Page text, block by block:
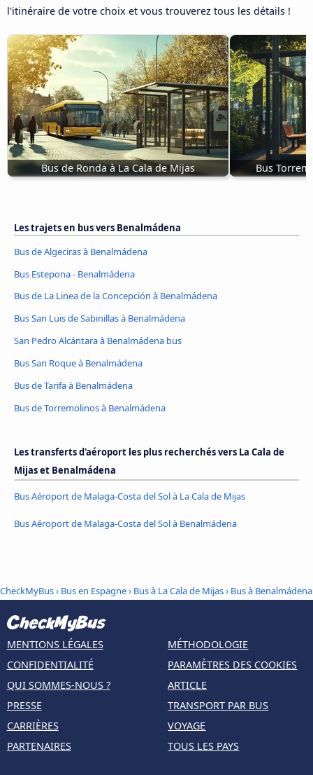
l'itinéraire de votre choix et vous trouverez tous les détails !
Bus de Ronda à La Cala de Mijas Bus
Les trajets en bus vers Benalmádena
Bus de Algeciras à Benalmádena
Bus Estepona - Benalmádena
Bus de La Linea de la Concepción à Benalmádena
Bus San Luis de Sabinillas à Benalmádena
San Pedro Alcántara à Benalmádena bus
Bus San Roque à Benalmádena
Bus de Tarifa à Benalmádena
Bus de Torremolinos à Benalmádena
Les transferts d'aéroport les plus recherchés vers La Cala de
Mijas et Benalmádena
Bus Aéroport de Malaga-Costa del Sol à La Cala de Mijas
Bus Aéroport de Malaga-Costa del Sol à Benalmádena
CheckMyBus› Bus en Espagne› Bus à La Cala de Mijas› Bus à Benalmádena
MENTIONS LÉGALES
CONFIDENTIALITÉ
QUI SOMMES-NOUS ?
PRESSE
CARRIÈRES
PARTENAIRES
MÉTHODOLOGIE
PARAMÈTRES DES COOKIES
ARTICLE
TRANSPORT PAR BUS
VOYAGE
TOUS LES PAYS